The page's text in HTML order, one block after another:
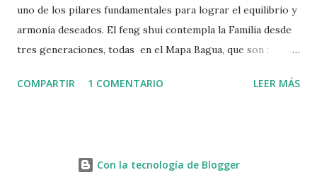
uno de los pilares fundamentales para lograr el equilibrio y
armonía deseados. El feng shui contempla la Familia desde
tres generaciones, todas en el Mapa Bagua, que son :
ANCESTRO, está ubicado en el sector ESTE y tiene una
trasmites a los descendientes : recursos, ideas, valores,
COMPARTIR 1 COMENTARIO LEER MÁS
Con la tecnología de Blogger